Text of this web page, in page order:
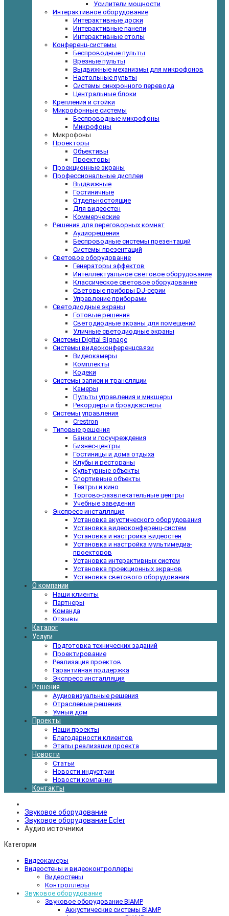
Усилители мощности
Интерактивное оборудование
Интерактивные доски
Интерактивные панели
Интерактивные столы
Конференц-системы
Беспроводные пульты
Врезные пульты
Выдвижные механизмы для микрофонов
Настольные пульты
Системы синхронного перевода
Центральные блоки
Крепления и стойки
Микрофонные системы
Беспроводные микрофоны
Микрофоны
Микрофоны
Проекторы
Объективы
Проекторы
Проекционные экраны
Профессиональные дисплеи
Выдвижные
Гостиничные
Отдельностоящие
Для видеостен
Коммерческие
Решения для переговорных комнат
Аудиорешения
Беспроводные системы презентаций
Системы презентаций
Световое оборудование
Генераторы эффектов
Интеллектуальное световое оборудование
Классическое световое оборудование
Световые приборы DJ-серии
Управление приборами
Светодиодные экраны
Готовые решения
Светодиодные экраны для помещений
Уличные светодиодные экраны
Системы Digital Signage
Системы видеоконференцсвязи
Видеокамеры
Комплекты
Кодеки
Системы записи и трансляции
Камеры
Пульты управления и микшеры
Рекордеры и броадкастеры
Системы управления
Crestron
Типовые решения
Банки и госучреждения
Бизнес-центры
Гостиницы и дома отдыха
Клубы и рестораны
Культурные объекты
Спортивные объекты
Театры и кино
Торгово-развлекательные центры
Учебные заведения
Экспресс инсталляция
Установка акустического оборудования
Установка видеоконференц-систем
Установка и настройка видеостен
Установка и настройка мультимедиа-
проекторов
Установка интерактивных систем
Установка проекционных экранов
Установка светового оборудования
О компании
Наши клиенты
Партнеры
Команда
Отзывы
Каталог
Услуги
Подготовка технических заданий
Проектирование
Реализация проектов
Гарантийная поддержка
Экспресс инсталляция
Решения
Аудиовизуальные решения
Отраслевые решения
Умный дом
Проекты
Наши проекты
Благодарности клиентов
Этапы реализации проекта
Новости
Статьи
Новости индустрии
Новости компании
Контакты
Звуковое оборудование
Звуковое оборудование Ecler
Аудио источники
Категории
Видеокамеры
Видеостены и видеоконтроллеры
Видеостены
Контроллеры
Звуковое оборудование
Звуковое оборудование BIAMP
Аккустические системы BIAMP